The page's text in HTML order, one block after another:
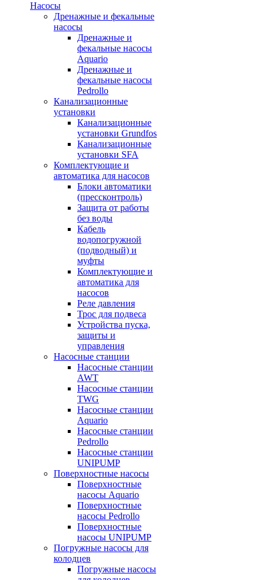
Насосы
Дренажные и фекальные
насосы
Дренажные и
фекальные насосы
Aquario
Дренажные и
фекальные насосы
Pedrollo
Канализационные
установки
Канализационные
установки Grundfos
Канализационные
установки SFA
Комплектующие и
автоматика для насосов
Блоки автоматики
(прессконтроль)
Защита от работы
без воды
Кабель
водопогружной
(подводный) и
муфты
Комплектующие и
автоматика для
насосов
Реле давления
Трос для подвеса
Устройства пуска,
защиты и
управления
Насосные станции
Насосные станции
AWT
Насосные станции
TWG
Насосные станции
Aquario
Насосные станции
Pedrollo
Насосные станции
UNIPUMP
Поверхностные насосы
Поверхностные
насосы Aquario
Поверхностные
насосы Pedrollo
Поверхностные
насосы UNIPUMP
Погружные насосы для
колодцев
Погружные насосы